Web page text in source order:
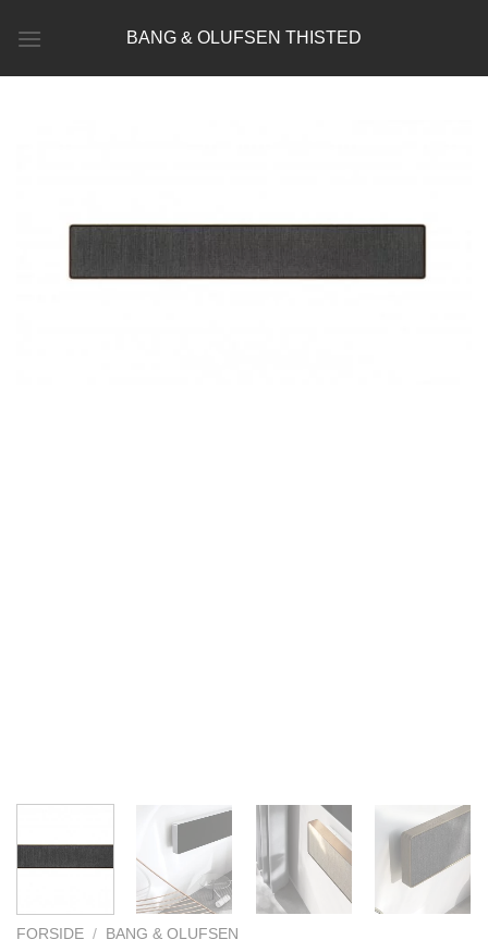
BANG & OLUFSEN THISTED
FORSIDE / BANG & OLUFSEN